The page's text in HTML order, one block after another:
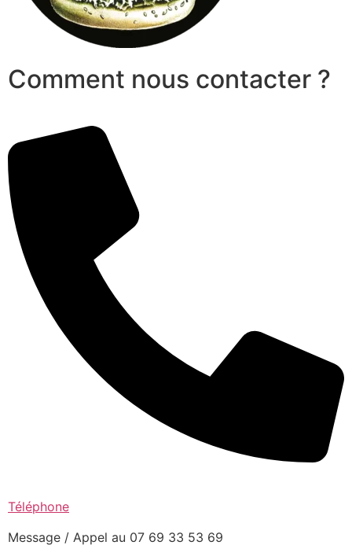
Comment nous contacter ?
Téléphone
Message / Appel au 07 69 33 53 69